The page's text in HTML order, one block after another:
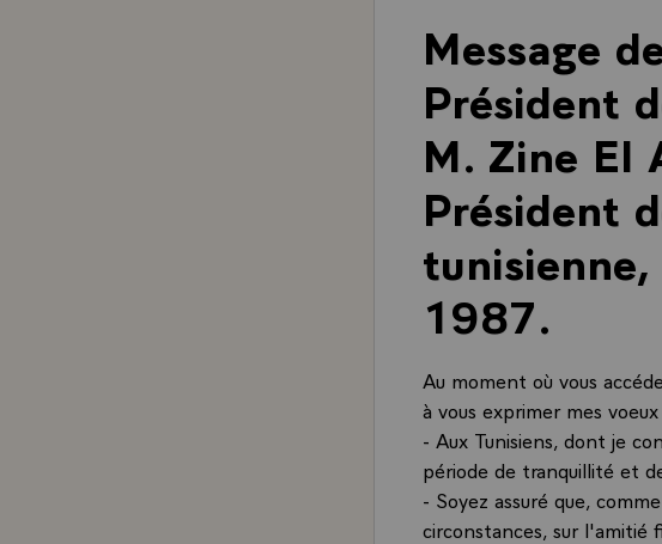
Message
Président
M. Zine El
Président
1987.
Au moment où vous
à vous exprimer mes
- Aux Tunisiens, dont je
période de tranquillité et
- Soyez assuré que,
circonstances, sur l'amitié